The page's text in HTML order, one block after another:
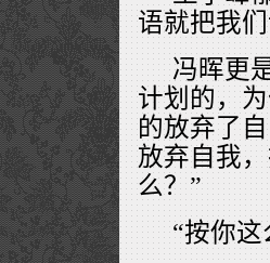
语就把我
冯晖更
计划的，
的放弃了
放弃自我
么？”
“按你